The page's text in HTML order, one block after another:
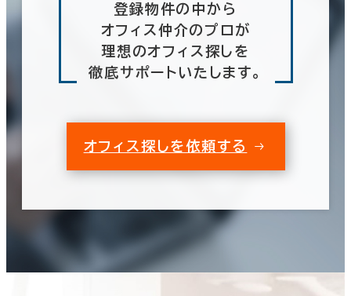
登録物件の中から
オフィス仲介のプロが
理想のオフィス探しを
徹底サポートいたします。
オフィス探しを依頼する